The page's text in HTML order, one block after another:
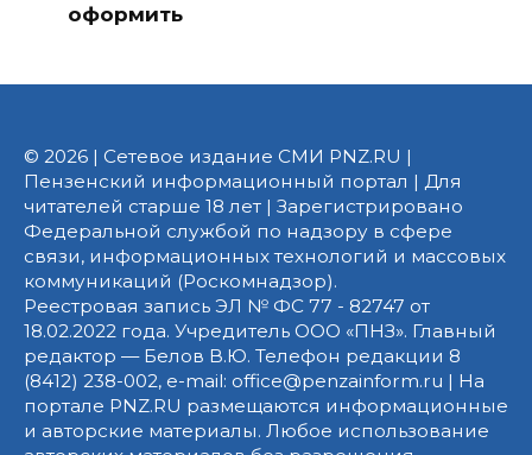
оформить
© 2026 | Сетевое издание СМИ PNZ.RU |
Пензенский информационный портал | Для
читателей старше 18 лет | Зарегистрировано
Федеральной службой по надзору в сфере
связи, информационных технологий и массовых
коммуникаций (Роскомнадзор).
Реестровая запись ЭЛ № ФС 77 - 82747 от
18.02.2022 года. Учредитель ООО «ПНЗ». Главный
редактор — Белов В.Ю. Телефон редакции 8
(8412) 238-002, e-mail: office@penzainform.ru | На
портале PNZ.RU размещаются информационные
и авторские материалы. Любое использование